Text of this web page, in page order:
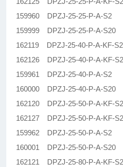
159960 DPZJ-25-25-P-A-S2
159999 DPZJ-25-25-P-A-S20
162119 DPZJ-25-40-P-A-KF-S2
162126 DPZJ-25-40-P-A-KF-
159961 DPZJ-25-40-P-A-S2
160000 DPZJ-25-40-P-A-S20
162120 DPZJ-25-50-P-A-KF-S2
162127 DPZJ-25-50-P-A-KF-
159962 DPZJ-25-50-P-A-S2
160001 DPZJ-25-50-P-A-S20
162121 DPZJ-25-80-P-A-KF-S2